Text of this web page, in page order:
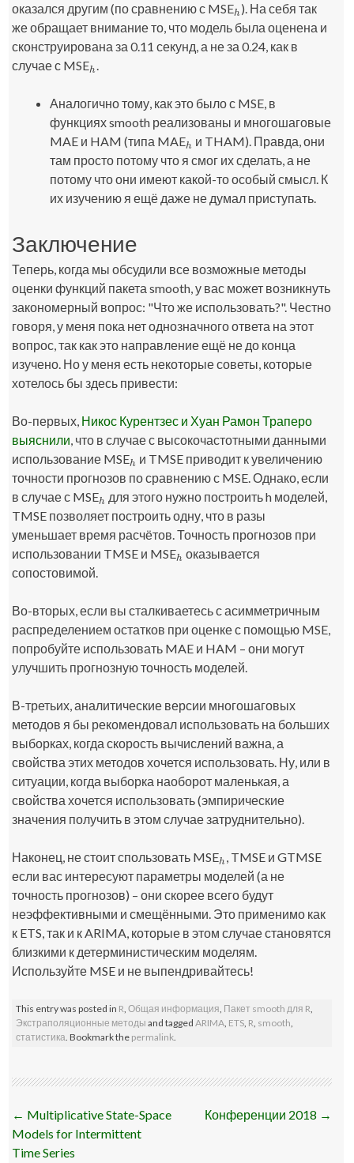
оказался другим (по сравнению с MSEh
h). На себя так
же обращает внимание то, что модель была оценена и
сконструирована за 0.11 секунд, а не за 0.24, как в
случае с MSEh
h.
Аналогично тому, как это было с MSE, в
функцияхsmooth реализованы и многошаговые
MAE и HAM (типа MAEh
h и THAM). Правда, они
там просто потому что я смог их сделать, а не
потому что они имеют какой-то особый смысл. К
их изучению я ещё даже не думал приступать.
Заключение
Теперь, когда мы обсудили все возможные методы
оценки функций пакетаsmooth, у вас может возникнуть
закономерный вопрос: "Что же использовать?". Честно
говоря, у меня пока нет однозначного ответа на этот
вопрос, так как это направление ещё не до конца
изучено. Но у меня есть некоторые советы, которые
хотелось бы здесь привести:
Во-первых, Никос Курентзес и Хуан Рамон Траперо
выяснили, что в случае с высокочастотными данными
использование MSEh
h и TMSE приводит к увеличению
точности прогнозов по сравнению с MSE. Однако, если
в случае с MSEh
h для этого нужно построить h моделей,
TMSE позволяет построить одну, что в разы
уменьшает время расчётов. Точность прогнозов при
использовании TMSE и MSEh
h оказывается
сопостовимой.
Во-вторых, если вы сталкиваетесь с асимметричным
распределением остатков при оценке с помощью MSE,
попробуйте использовать MAE и HAM – они могут
улучшить прогнозную точность моделей.
В-третьих, аналитические версии многошаговых
методов я бы рекомендовал использовать на больших
выборках, когда скорость вычислений важна, а
свойства этих методов хочется использовать. Ну, или в
ситуации, когда выборка наоборот маленькая, а
свойства хочется использовать (эмпирические
значения получить в этом случае затруднительно).
Наконец, не стоит спользовать MSEh
h, TMSE и GTMSE
если вас интересуют параметры моделей (а не
точность прогнозов) – они скорее всего будут
неэффективными и смещёнными. Это применимо как
к ETS, так и к ARIMA, которые в этом случае становятся
близкими к детерминистическим моделям.
Используйте MSE и не выпендривайтесь!
This entry was posted in R,Общая информация, Пакет smooth для R,
Экстраполяционные методы and taggedARIMA, ETS, R, smooth,
статистика. Bookmark the permalink.
Post
navigation
← Multiplicative State-Space
Models for Intermittent
Time Series
Конференции 2018 →